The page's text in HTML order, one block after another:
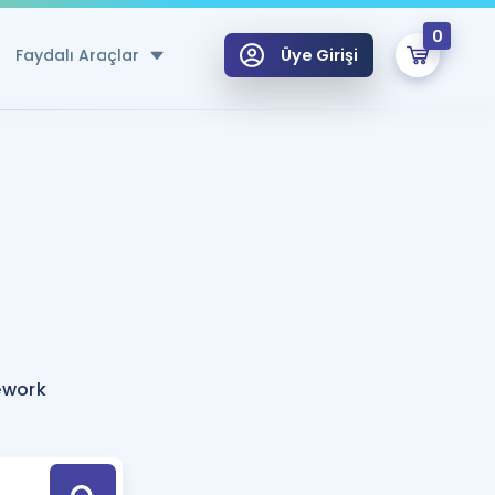
Faydalı Araçlar
Hesaplama Aracı
için Öneriler
Tek Takvimde
Üye Girişi
0
Hoca ile seni sınava hazırlayacak onlarca eğitim seni bekliyor!